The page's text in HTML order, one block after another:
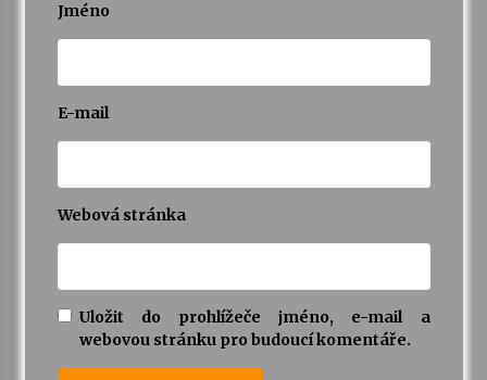
30. 6. 2026
Jméno
E-mail
Webová stránka
Uložit do prohlížeče jméno, e-mail a
webovou stránku pro budoucí komentáře.